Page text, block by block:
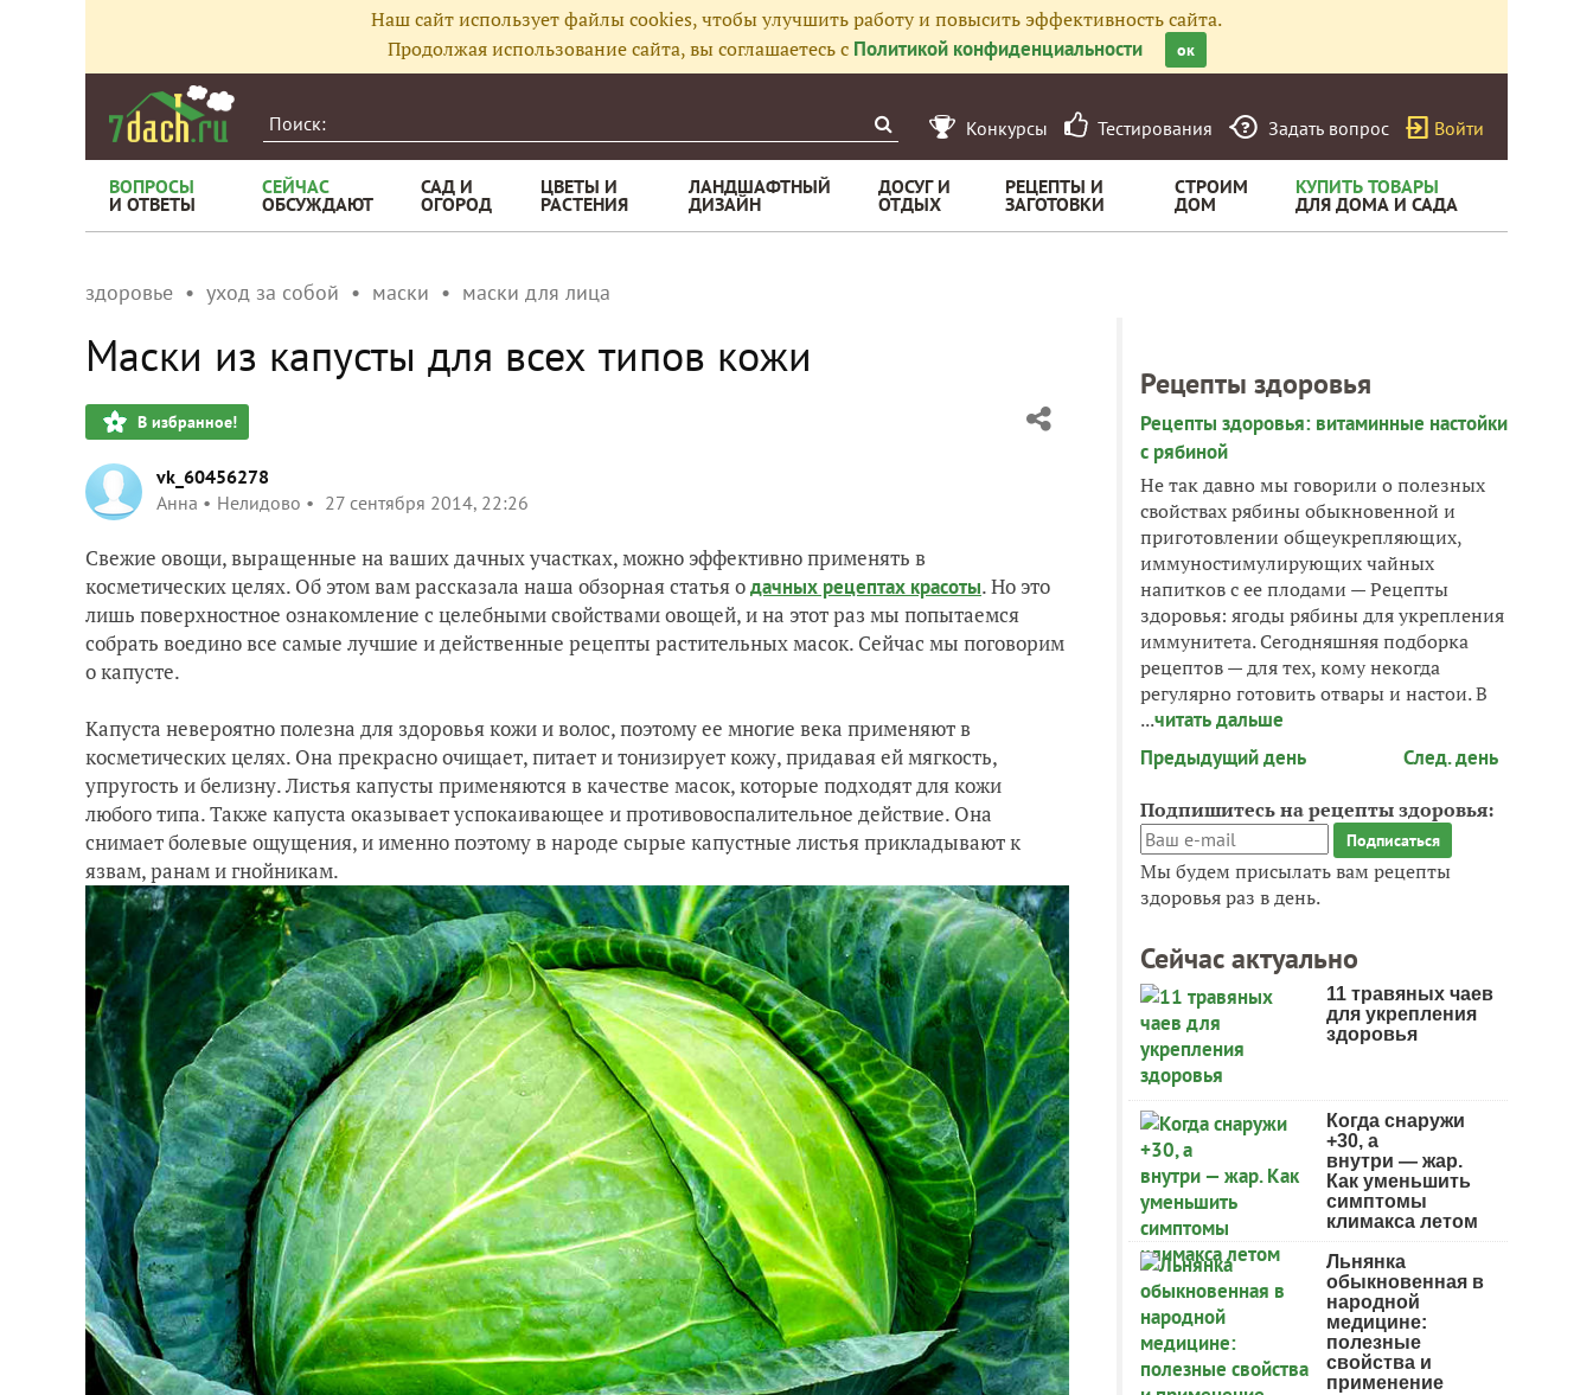
Наш сайт использует файлы cookies, чтобы улучшить работу и повысить эффективность сайта.
Продолжая использование сайта, вы соглашаетесь с Политикой конфиденциальности ок
Конкурсы Тестирования Задать вопрос Войти
ВОПРОСЫ
И ОТВЕТЫ
СЕЙЧАС
ОБСУЖДАЮТ
САД И
ОГОРОД
ЦВЕТЫ И
РАСТЕНИЯ
ЛАНДШАФТНЫЙ
ДИЗАЙН
ДОСУГ И
ОТДЫХ
РЕЦЕПТЫ И
ЗАГОТОВКИ
СТРОИМ
ДОМ
КУПИТЬ ТОВАРЫ
ДЛЯ ДОМА И САДА
здоровье уход за собой маски маски для лица
Маски из капусты для всех типов кожи
В избранное!
vk_60456278
Анна
Нелидово 27 сентября 2014, 22:26
Свежие овощи, выращенные на ваших дачных участках, можно эффективно применять в
косметических целях. Об этом вам рассказала наша обзорная статья одачных рецептах красоты. Но это
лишь поверхностное ознакомление с целебными свойствами овощей, и на этот раз мы попытаемся
собрать воедино все самые лучшие и действенные рецепты растительных масок. Сейчас мы поговорим
о капусте.
Капуста невероятно полезна для здоровья кожи и волос, поэтому ее многие века применяют в
косметических целях. Она прекрасно очищает, питает и тонизирует кожу, придавая ей мягкость,
упругость и белизну. Листья капусты применяются в качестве масок, которые подходят для кожи
любого типа. Также капуста оказывает успокаивающее и противовоспалительное действие. Она
снимает болевые ощущения, и именно поэтому в народе сырые капустные листья прикладывают к
язвам, ранам и гнойникам.
Рецепты здоровья
Рецепты здоровья: витаминные настойки
с рябиной
Не так давно мы говорили о полезных
свойствах рябины обыкновенной и
приготовлении общеукрепляющих,
иммуностимулирующих чайных
напитков с ее плодами — Рецепты
здоровья: ягоды рябины для укрепления
иммунитета. Сегодняшняя подборка
рецептов — для тех, кому некогда
регулярно готовить отвары и настои. В
...читать дальше
След. день
Предыдущий день
Подпишитесь на рецепты здоровья:
Мы будем присылать вам рецепты
здоровья раз в день.
Сейчас актуально
11 травяных чаев
для укрепления
здоровья
Когда снаружи
+30, а
внутри — жар.
Как уменьшить
симптомы
климакса летом
Льнянка
обыкновенная в
народной
медицине:
полезные
свойства и
применение